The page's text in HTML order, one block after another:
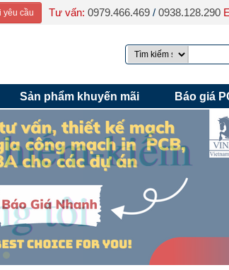
yêu cầu Tư vấn: 0979.466.469 / 0938.128.290
Sản phẩm khuyến mãi Báo giá